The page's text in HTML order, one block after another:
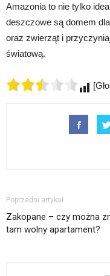
Amazonia to nie tylko
deszczowe są domem
oraz zwierząt i
światową.
Poprzedni artykuł
Zakopane – czy można
tam wolny apartament?